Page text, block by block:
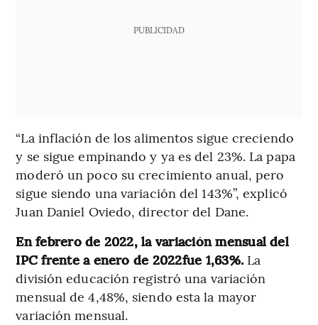
PUBLICIDAD
“La inflación de los alimentos sigue creciendo
y se sigue empinando y ya es del 23%. La papa
moderó un poco su crecimiento anual, pero
sigue siendo una variación del 143%”, explicó
Juan Daniel Oviedo, director del Dane.
En febrero de 2022, la variación mensual del
IPC frente a enero de 2022fue 1,63%. La
división educación registró una variación
mensual de 4,48%, siendo esta la mayor
variación mensual.